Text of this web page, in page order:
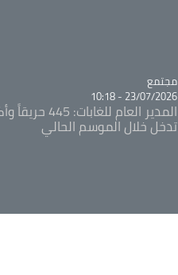
Catégorie
مجتمع
23/07/2026 - 10:18
تدخل خلال الموسم الحالي